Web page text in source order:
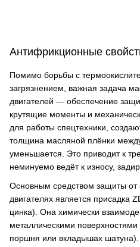
Антифрикционные
Помимо борьбы с
загрязнением, важная задача
двигателей — обеспечение
крутящие моменты и
для работы спецтехники,
толщина масляной плёнки
уменьшается. Это приводит к
неминуемо ведёт к износу,
Основным средством защиты от
двигателях является присадка
цинка). Она химически
металлическими
поршня или вкладышах